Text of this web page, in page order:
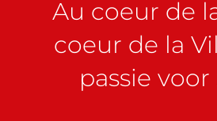
Au coeur de
coeur de la
passie voor